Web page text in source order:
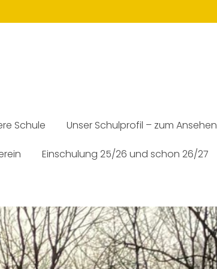
Schule Unser Schulprofil – zum Ansehen
Einschulung 25/26 und schon 26/27